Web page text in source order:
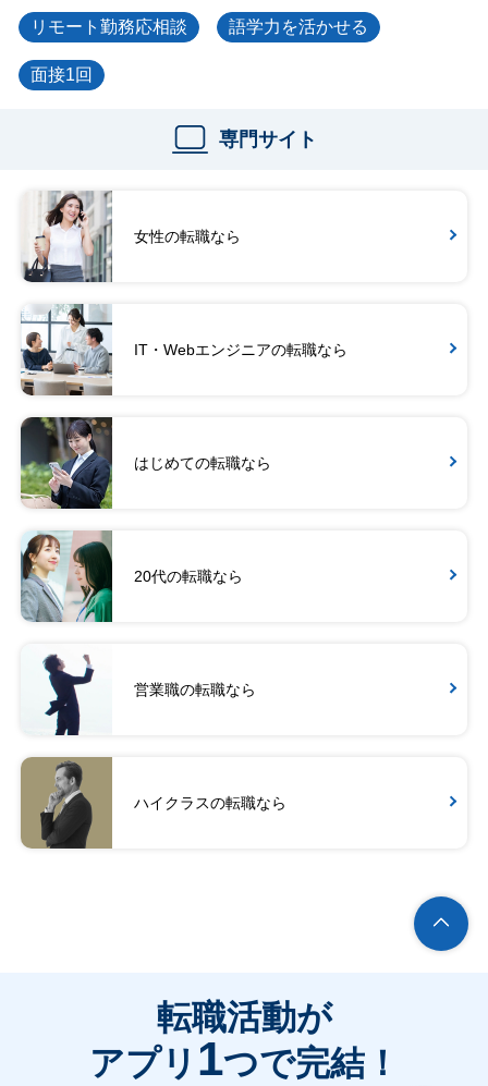
リモート勤務応相談 語学力を活かせる
面接1回
専門サイト
女性の転職なら
IT・Webエンジニアの転職なら
はじめての転職なら
20代の転職なら
営業職の転職なら
ハイクラスの転職なら
転職活動が
アプリ 1つで完結！